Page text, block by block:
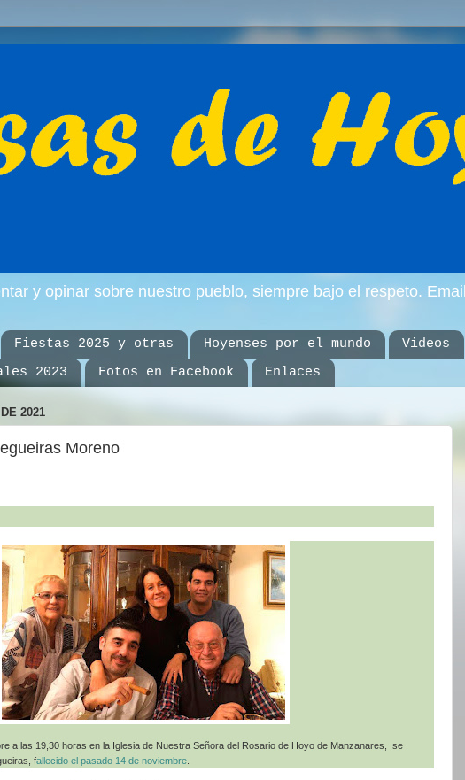
y opinar sobre nuestro pueblo, siempre bajo el respeto.
Fiestas 2025 y otras Hoyenses por el mundo
Videos
2023
Fotos en Facebook Enlaces
2021
Moreno
a las 19,30 horas en la Iglesia de Nuestra Señora del Rosario de Hoyo de Manzanares, se
fallecido el pasado 14 de noviembre